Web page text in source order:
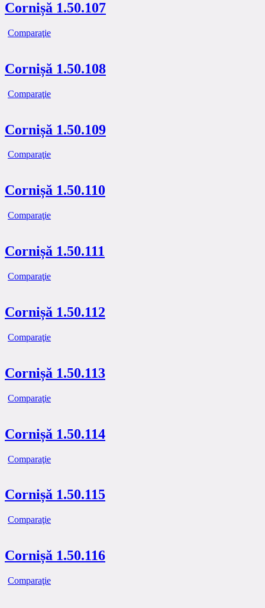
Cornișă 1.50.107
Comparaţie
Cornișă 1.50.108
Comparaţie
Cornișă 1.50.109
Comparaţie
Cornișă 1.50.110
Comparaţie
Cornișă 1.50.111
Comparaţie
Cornișă 1.50.112
Comparaţie
Cornișă 1.50.113
Comparaţie
Cornișă 1.50.114
Comparaţie
Cornișă 1.50.115
Comparaţie
Cornișă 1.50.116
Comparaţie